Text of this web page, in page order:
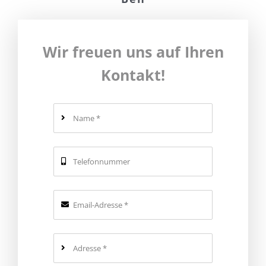
Wir freuen uns auf Ihren
Kontakt!